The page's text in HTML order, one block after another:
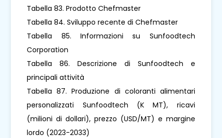
Tabella 83. Prodotto Chefmaster
Tabella 84. Sviluppo recente di Chefmaster
Tabella 85. Informazioni su Sunfoodtech
Corporation
Tabella 86. Descrizione di Sunfoodtech e
principali attività
Tabella 87. Produzione di coloranti alimentari
personalizzati Sunfoodtech (K MT), ricavi
(milioni di dollari), prezzo (USD/MT) e margine
lordo (2023-2033)